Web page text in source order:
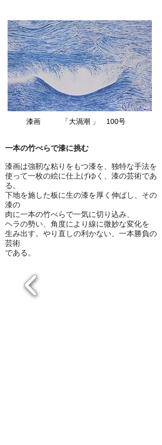
漆画 「大渦潮 」 100号
一本の竹べらで漆に挑む
漆画は強靭な粘りをもつ漆を、独特な手法を
使って一枚の絵に仕上げゆく、漆の芸術であ
る。
下地を施した板に生の漆を厚く伸ばし、その
漆の
肉に一本の竹べらで一気に切り込み、
ヘラの勢い、角度により線に微妙な変化を
生み出す。やり直しの利かない、一本勝負の
芸術
である。